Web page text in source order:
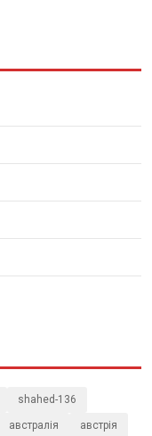
shahed-136
австралія австрія